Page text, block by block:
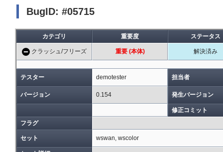
BugID: #05715
カテゴリ 重要度 ステータス
クラッシュ/フリーズ 重要 (本体) 解決済み
テスター demotester 担当者
バージョン 0.154 発生バージョン
修正コミット
フラグ
セット wswan, wscolor